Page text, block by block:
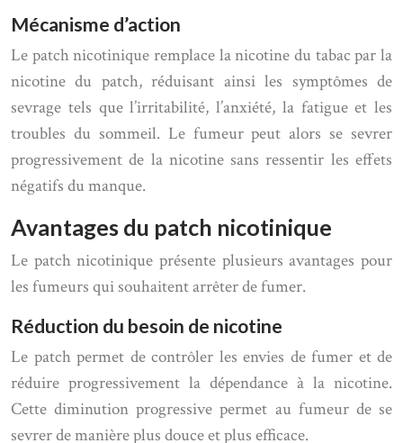
Mécanisme d’action
Le patch nicotinique remplace la nicotine du tabac par la
nicotine du patch, réduisant ainsi les symptômes de
sevrage tels que l’irritabilité, l’anxiété, la fatigue et les
troubles du sommeil. Le fumeur peut alors se sevrer
progressivement de la nicotine sans ressentir les effets
négatifs du manque.
Avantages du patch nicotinique
Le patch nicotinique présente plusieurs avantages pour
les fumeurs qui souhaitent arrêter de fumer.
Réduction du besoin de nicotine
Le patch permet de contrôler les envies de fumer et de
réduire progressivement la dépendance à la nicotine.
Cette diminution progressive permet au fumeur de se
sevrer de manière plus douce et plus efficace.